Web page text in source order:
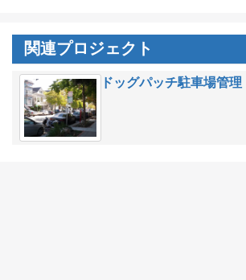
関連プロジェクト
ドッグパッチ駐車場管理